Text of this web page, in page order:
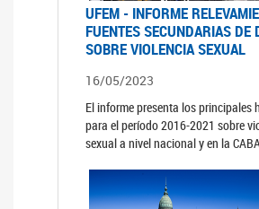
UFEM - INFORME
FUENTES SECUNDARIAS DE
SOBRE VIOLENCIA SEXUAL
16/05/2023
El informe presenta los principales
para el período 2016-2021 sobre
sexual a nivel nacional y en la